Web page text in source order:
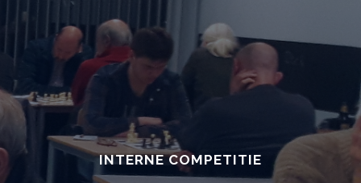
INTERNE COMPETITIE